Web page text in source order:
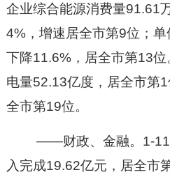
企业综合能源消费量91.61
4%，增速居全市第9位；
下降11.6%，居全市第13
电量52.13亿度，居全市第
全市第19位。
——财政、金融。1-11
入完成19.62亿元，居全市